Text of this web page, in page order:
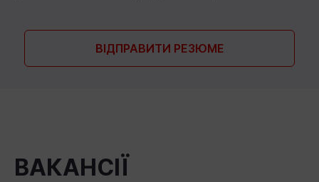
ВІДПРАВИТИ РЕЗЮМЕ
ВАКАНСІЇ